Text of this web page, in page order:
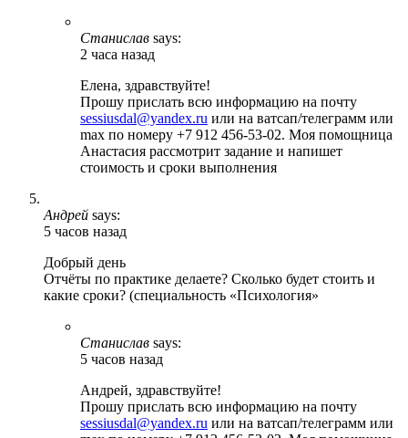
Станислав says:
2 часа назад
Елена, здравствуйте!
Прошу прислать всю информацию на почту
sessiusdal@yandex.ru или на ватсап/телеграмм или
max по номеру +7 912 456-53-02. Моя помощница
Анастасия рассмотрит задание и напишет
стоимость и сроки выполнения
Андрей says:
5 часов назад
Добрый день
Отчёты по практике делаете? Сколько будет стоить и
какие сроки? (специальность «Психология»
Станислав says:
5 часов назад
Андрей, здравствуйте!
Прошу прислать всю информацию на почту
sessiusdal@yandex.ru или на ватсап/телеграмм или